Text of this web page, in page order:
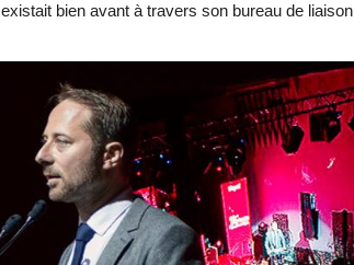
existait bien avant à travers son bureau de liaison